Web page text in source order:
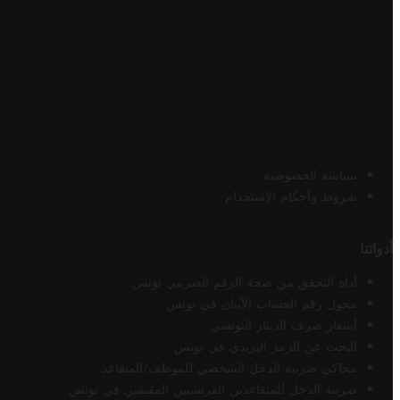
سياسة الخصوصية
شروط وأحكام الاستخدام
أدواتنا
أداة التحقق من صحة الرقم الضريبي تونس
محول رقم الحساب الآيبان في تونس
أسعار صرف الدينار التونسي
البحث عن الرمز البريدي في تونس
محاكي ضريبة الدخل الشخصي للموظف/المتقاعد
ضريبة الدخل للمتقاعدين الفرنسيين المقيمين في تونس